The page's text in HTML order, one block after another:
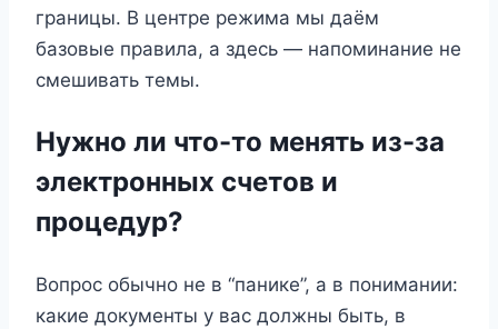
границы. В центре режима мы даём
базовые правила, а здесь — напоминание не
смешивать темы.
Нужно ли что-то менять из-за
электронных счетов и
процедур?
Вопрос обычно не в “панике”, а в понимании:
какие документы у вас должны быть, в